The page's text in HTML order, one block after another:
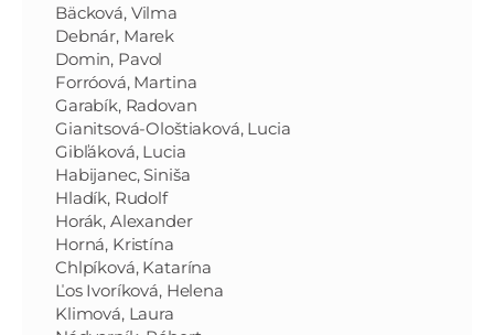
Bäcková, Vilma
Debnár, Marek
Domin, Pavol
Forróová, Martina
Garabík, Radovan
Gianitsová-Ološtiaková, Lucia
Gibľáková, Lucia
Habijanec, Siniša
Hladík, Rudolf
Horák, Alexander
Horná, Kristína
Chlpíková, Katarína
Ľos Ivoríková, Helena
Klimová, Laura